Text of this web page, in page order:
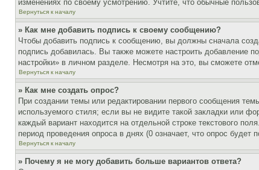
изменениях по своему усмотрению. Учтите, что обычные
Вернуться к началу
» Как мне добавить подпись к своему сообщению?
Чтобы добавить подпись к сообщению, вы должны сначала
подпись добавилась. Вы также можете настроить добавление
настройки» в личном разделе. Несмотря на это, вы сможете
Вернуться к началу
» Как мне создать опрос?
При создании темы или редактировании первого сообщения
используемого стиля; если вы не видите такой закладки или
каждый вариант находится на отдельной строке текстового
период проведения опроса в днях (0 означает, что опрос будет
Вернуться к началу
» Почему я не могу добавить больше вариантов ответа?